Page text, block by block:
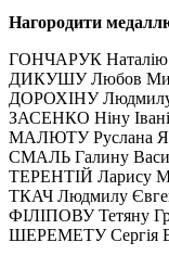
Нагородити
ГОНЧАРУК Наталію
ДИКУШУ Любов
ДОРОХІНУ Людмилу
ЗАСЕНКО Ніну
МАЛЮТУ Руслана
СМАЛЬ Галину
ТЕРЕНТІЙ Ларису
ТКАЧ Людмилу
ФІЛІПОВУ Тетяну
ШЕРЕМЕТУ Сергія